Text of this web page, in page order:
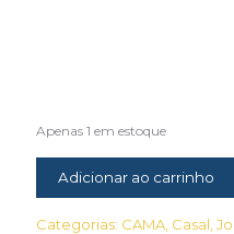
Apenas 1 em estoque
Adicionar ao carrinho
Categorias: CAMA Casal